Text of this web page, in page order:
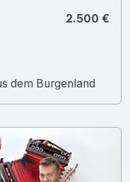
2.500 €
dem Burgenland